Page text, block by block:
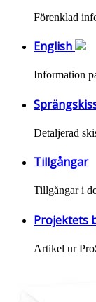
Förenklad
English
Information
Detaljerad
Tillgångar
Tillgångar i
Projektets
Artikel ur